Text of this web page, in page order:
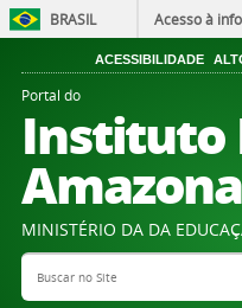
BRASIL Acesso à
ACESSIBILIDADE
Portal do
Instituto
MINISTÉRIO DA DA
Search Site